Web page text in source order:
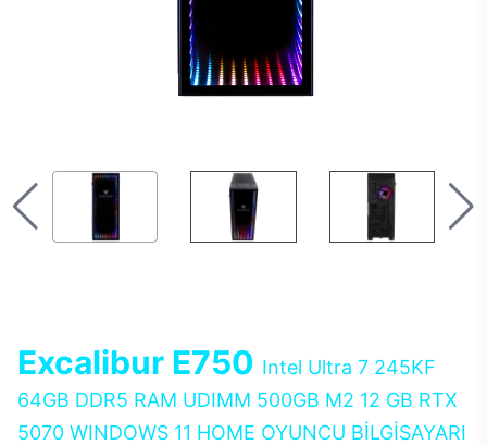
Excalibur E750 Intel Ultra 7 245KF
64GB DDR5 RAM UDIMM 500GB M2 12 GB RTX
5070 WINDOWS 11 HOME OYUNCU BİLGİSAYARI